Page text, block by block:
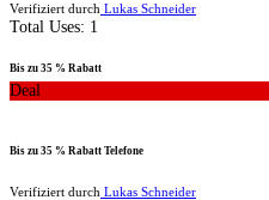
Verifiziert durch Lukas Schneider
Total Uses: 1
Bis zu 35 % Rabatt
Deal
Bis zu 35 % Rabatt Telefone
Verifiziert durch Lukas Schneider